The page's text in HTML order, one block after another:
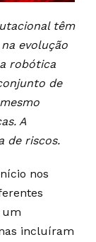
têm
evolução
robótica
de
A
de riscos.
nos
um
incluíram